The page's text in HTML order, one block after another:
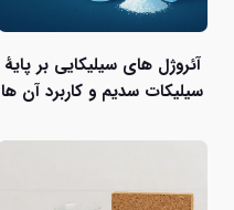
آئروژل های سیلیکایی بر پایۀ
سیلیکات سدیم و کاربرد آن ها